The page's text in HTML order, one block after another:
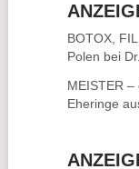
BOTOX,
Polen bei
MEISTER
Eheringe